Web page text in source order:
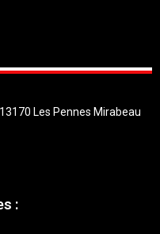
Les Pennes Mirabeau
: